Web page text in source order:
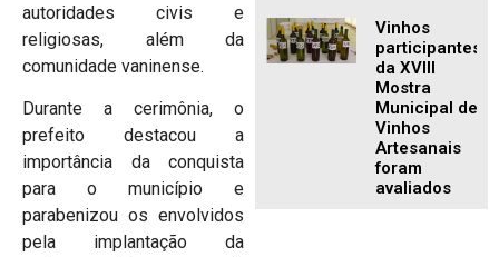
autoridades civis e
religiosas, além da
comunidade vaninense.
Durante a cerimônia, o
prefeito destacou a
importância da conquista
para o município e
parabenizou os envolvidos
pela implantação da
Vinhos
participantes
da XVIII
Mostra
Municipal de
Vinhos
Artesanais
foram
avaliados